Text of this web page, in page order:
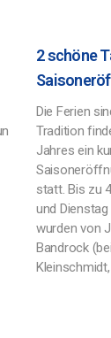
2 schöne
Die Ferien
Tradition
Jahres ein
statt. Bis zu
und
wurden von
Bandrock